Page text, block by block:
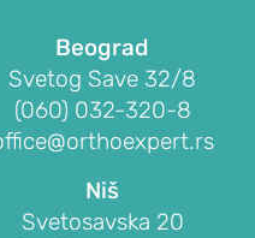
Beograd
Svetog Save 32/8
(060) 032-320-8
Niš
Svetosavska 20